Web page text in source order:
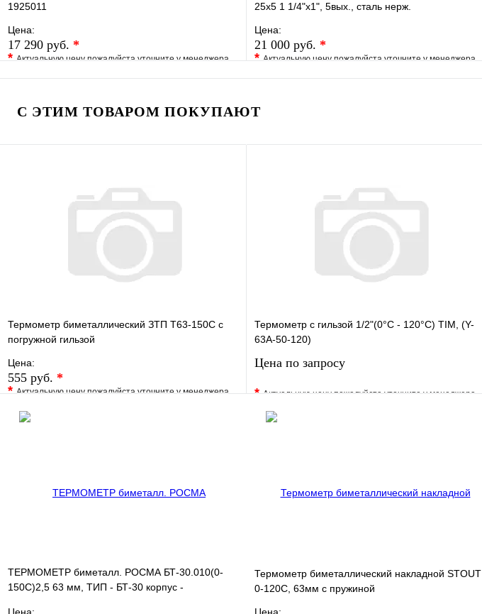
1925011
Цена:
17 290 руб. *
*Актуальную цену пожалуйста уточните у менеджера
В избранное Сравнение
В корзину
25x5 1 1/4"х1", 5вых., сталь нерж.
Цена:
21 000 руб. *
*Актуальную цену пожалуйста уточните у менеджера
В избранное Сравнение
В корзину
С ЭТИМ ТОВАРОМ ПОКУПАЮТ
Термометр биметаллический ЗТП Т63-150С с
погружной гильзой
Цена:
555 руб. *
*Актуальную цену пожалуйста уточните у менеджера
В избранное
Термометр с гильзой 1/2"(0°C - 120°C) TIM, (Y-
63A-50-120)
Цена по запросу
*Актуальную цену пожалуйста уточните у менеджера
В избранное
ТЕРМОМЕТР биметалл. РОСМА БТ-30.010(0-
150С)2,5 63 мм, ТИП - БТ-30 корпус -
Термометр биметаллический накладной STOUT
0-120С, 63мм с пружиной